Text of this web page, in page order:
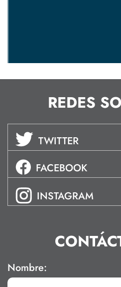
REDES
TWITTER
FACEBOOK
INSTAGRAM
Nombre: